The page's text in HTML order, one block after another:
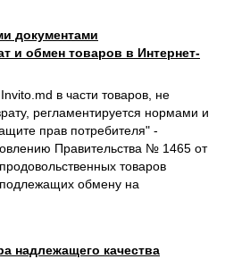
документами
и обмен товаров в Интернет-
в части товаров, не
регламентируется нормами и
прав потребителя" -
Правительства № 1465 от
товаров
обмену на
надлежащего качества